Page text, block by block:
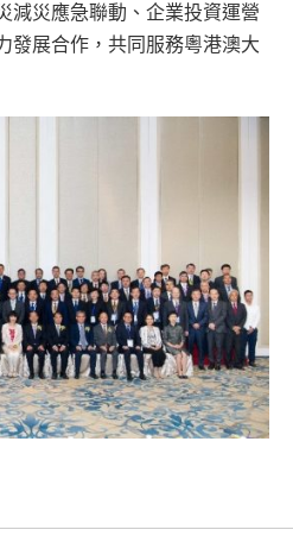
減災應急聯動、企業投資運營
發展合作，共同服務粵港澳大